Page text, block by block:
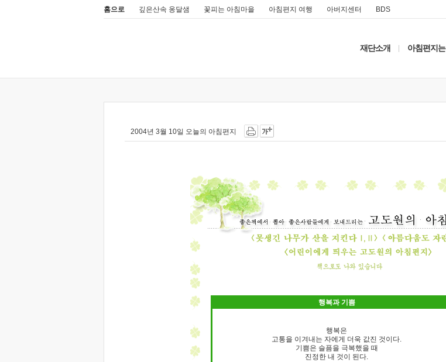
홈으로 깊은산속 옹달샘 꽃피는 아침마을 아침편지 여행 아버지센터 BDS
재단소개 아침편지는
2004년 3월 10일 오늘의 아침편지
행복과 기쁨
행복은
고통을 이겨내는 자에게 더욱 값진 것이다.
기쁨은 슬픔을 극복했을 때
진정한 내 것이 된다.